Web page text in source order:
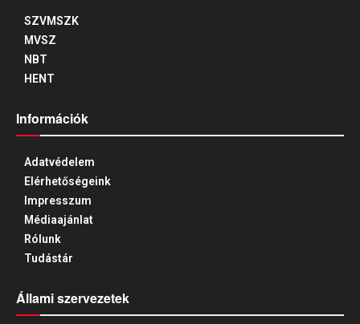
SZVMSZK
MVSZ
NBT
HENT
Információk
Adatvédelem
Elérhetőségeink
Impresszum
Médiaajánlat
Rólunk
Tudástár
Állami szervezetek